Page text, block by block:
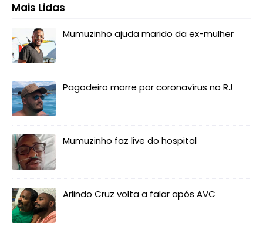
Mais Lidas
Mumuzinho ajuda marido da ex-mulher
Pagodeiro morre por coronavírus no RJ
Mumuzinho faz live do hospital
Arlindo Cruz volta a falar após AVC